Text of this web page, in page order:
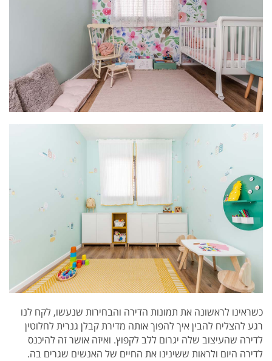
כשראינו לראשונה את תמונות הדירה והבחירות שנעשו, לקח לנו
רגע להצליח להבין איך להפוך אותה מדירת קבלן גנרית לחלוטין
לדירה שהעיצוב שלה יגרום ללב לקפוץ. ואיזה אושר זה להיכנס
לדירה היום ולראות ששינינו את החיים של האנשים שגרים בה.